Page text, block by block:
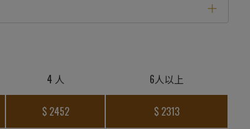
4 人 6人以上
$ 2452 $ 2313